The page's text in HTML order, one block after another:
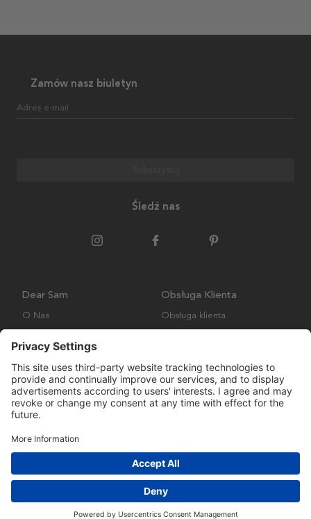
Zamów nasz biuletyn
Adres e-mail
Śledź nas
Dear Sam
O Nas
Obsługa Klienta
Obsługa klienta
Wysyłka i Dostawa